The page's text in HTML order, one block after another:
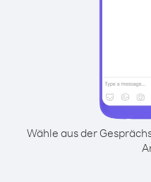
Wähle aus der